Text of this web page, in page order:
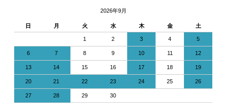
2026年9月
日 月 火 水 木 金 土
1 2 3 4 5
6 7 8 9 10 11 12
13 14 15 16 17 18 19
20 21 22 23 24 25 26
27 28 29 30